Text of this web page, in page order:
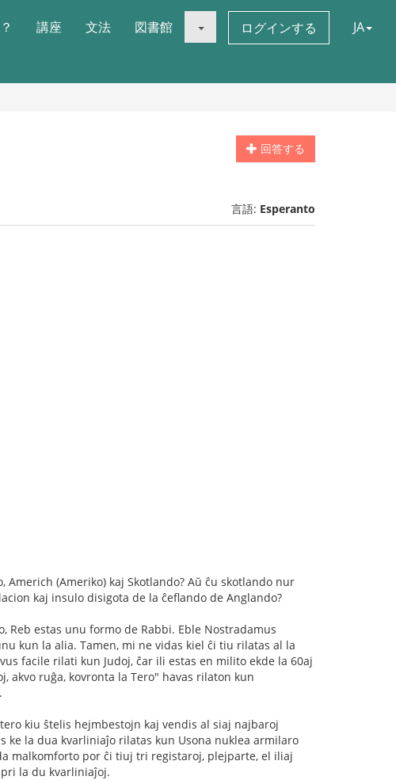
講座 文法 図書館 ログインする JA
回答する
言語: Esperanto
(Ameriko) kaj Skotlando? Aŭ ĉu skotlando nur
kaj insulo disigota de la ĉeflando de Anglando?
Reb estas unu formo de Rabbi. Eble Nostradamus
kun la alia. Tamen, mi ne vidas kiel ĉi tiu rilatas al la
facile rilati kun Judoj, ĉar ili estas en milito ekde la 60aj
ruĝa, kovronta la Tero" havas rilaton kun
kiu ŝtelis hejmbestojn kaj vendis al siaj najbaroj
la dua kvarliniaĵo rilatas kun Usona nuklea armilaro
malkomforto por ĉi tiuj tri registaroj, plejparte, el iliaj
la du kvarliniaĵoj.